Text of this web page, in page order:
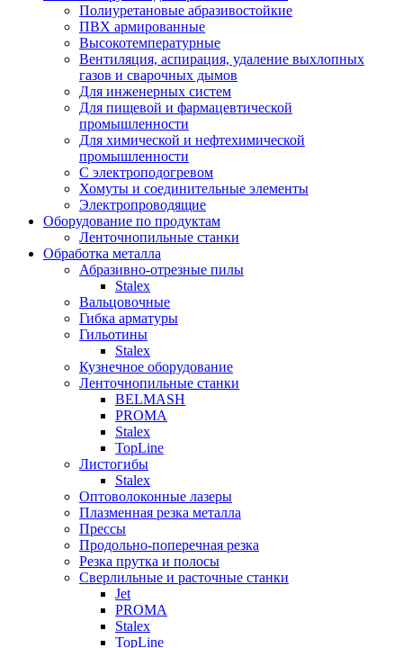
Полиуретановые абразивостойкие
ПВХ армированные
Высокотемпературные
Вентиляция, аспирация, удаление выхлопных
газов и сварочных дымов
Для инженерных систем
Для пищевой и фармацевтической
промышленности
Для химической и нефтехимической
промышленности
С электроподогревом
Хомуты и соединительные элементы
Электропроводящие
Оборудование по продуктам
Ленточнопильные станки
Обработка металла
Абразивно-отрезные пилы
Stalex
Вальцовочные
Гибка арматуры
Гильотины
Stalex
Кузнечное оборудование
Ленточнопильные станки
BELMASH
PROMA
Stalex
TopLine
Листогибы
Stalex
Оптоволоконные лазеры
Плазменная резка металла
Прессы
Продольно-поперечная резка
Резка прутка и полосы
Сверлильные и расточные станки
Jet
PROMA
Stalex
TopLine